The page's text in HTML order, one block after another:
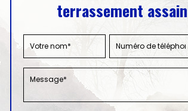
terrassement